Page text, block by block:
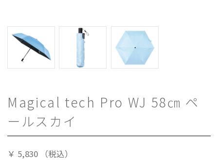
Magical tech Pro WJ 58㎝ ペ
ールスカイ
￥ 5,830 （税込）